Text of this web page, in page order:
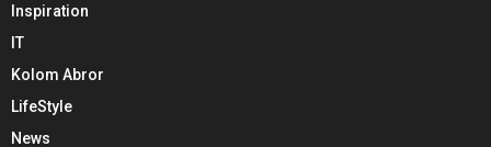
Inspiration
IT
Kolom Abror
LifeStyle
News